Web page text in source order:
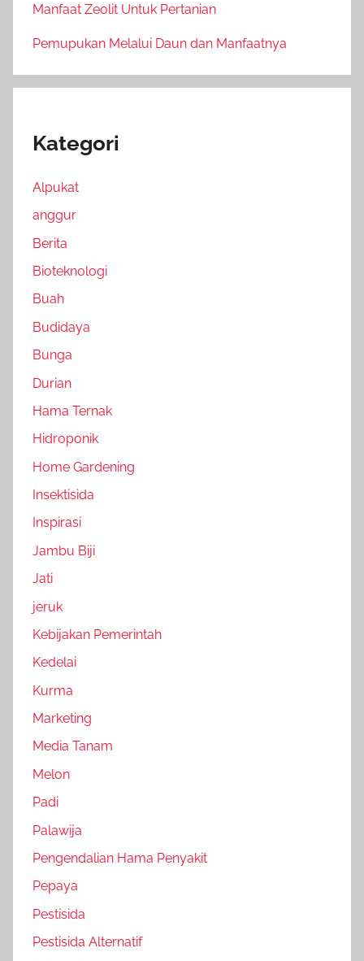
Manfaat Zeolit Untuk Pertanian
Pemupukan Melalui Daun dan Manfaatnya
Kategori
Alpukat
anggur
Berita
Bioteknologi
Buah
Budidaya
Bunga
Durian
Hama Ternak
Hidroponik
Home Gardening
Insektisida
Inspirasi
Jambu Biji
Jati
jeruk
Kebijakan Pemerintah
Kedelai
Kurma
Marketing
Media Tanam
Melon
Padi
Palawija
Pengendalian Hama Penyakit
Pepaya
Pestisida
Pestisida Alternatif